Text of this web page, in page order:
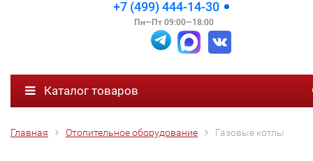
+7 (499) 444-14-30
Пн—Пт 09:00—18:00
Каталог товаров
Главная Отопительное оборудование Газовые котлы